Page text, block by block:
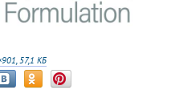
57,1 КБ